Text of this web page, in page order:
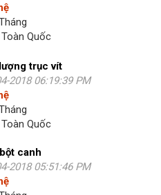
Toàn Quốc
trục vít
2018 06:19:39 PM
Toàn Quốc
canh
2018 05:51:46 PM